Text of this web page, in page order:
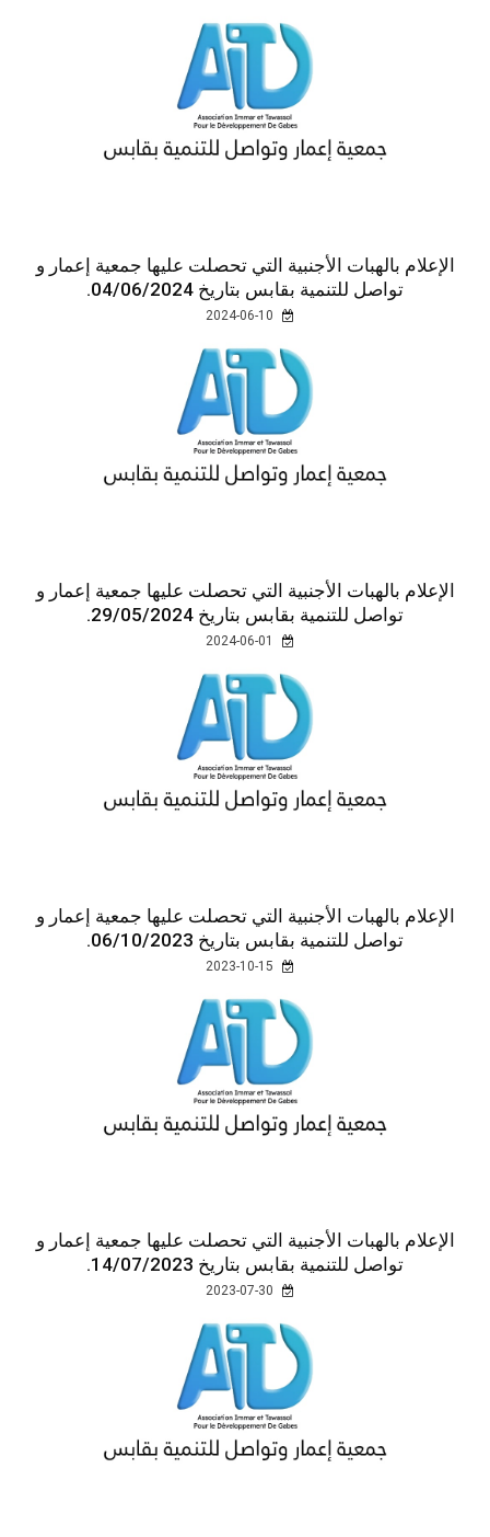
الإعلام بالهبات الأجنبية التي تحصلت عليها جمعية إعمار و
تواصل للتنمية بقابس بتاريخ 04/06/2024.
الإعلام بالهبات الأجنبية التي تحصلت عليها جمعية إعمار و
تواصل للتنمية بقابس بتاريخ 29/05/2024.
الإعلام بالهبات الأجنبية التي تحصلت عليها جمعية إعمار و
تواصل للتنمية بقابس بتاريخ 06/10/2023.
الإعلام بالهبات الأجنبية التي تحصلت عليها جمعية إعمار و
تواصل للتنمية بقابس بتاريخ 14/07/2023.